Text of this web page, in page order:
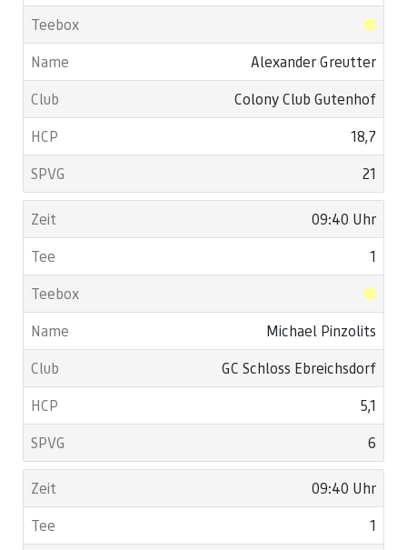
Alexander Greutter
Colony Club Gutenhof
18,7
21
09:40 Uhr
1
Michael Pinzolits
GC Schloss Ebreichsdorf
5,1
6
09:40 Uhr
1